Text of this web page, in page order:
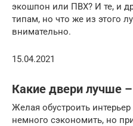
экошпон или ПВХ? И те, и
типам, но что же из этого
внимательно.
15.04.2021
Какие двери лучше
Желая обустроить интерьер
немного сэкономить, но